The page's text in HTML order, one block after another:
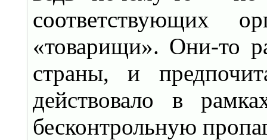
соответствующих
«товарищи». Они-то
страны, и
действовало в
бесконтрольную